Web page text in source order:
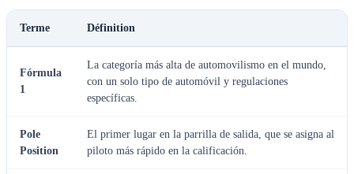
Terme Définition
Fórmula
1
La categoría más alta de automovilismo en el mundo,
con un solo tipo de automóvil y regulaciones
específicas.
Pole
Position
El primer lugar en la parrilla de salida, que se asigna al
piloto más rápido en la calificación.